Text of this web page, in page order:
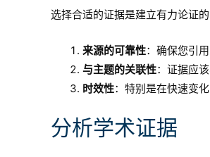
选择合适的证据是建立有力论证
来源的可靠性：确保您引
与主题的关联性：证据应
时效性：特别是在快速变
分析学术证据